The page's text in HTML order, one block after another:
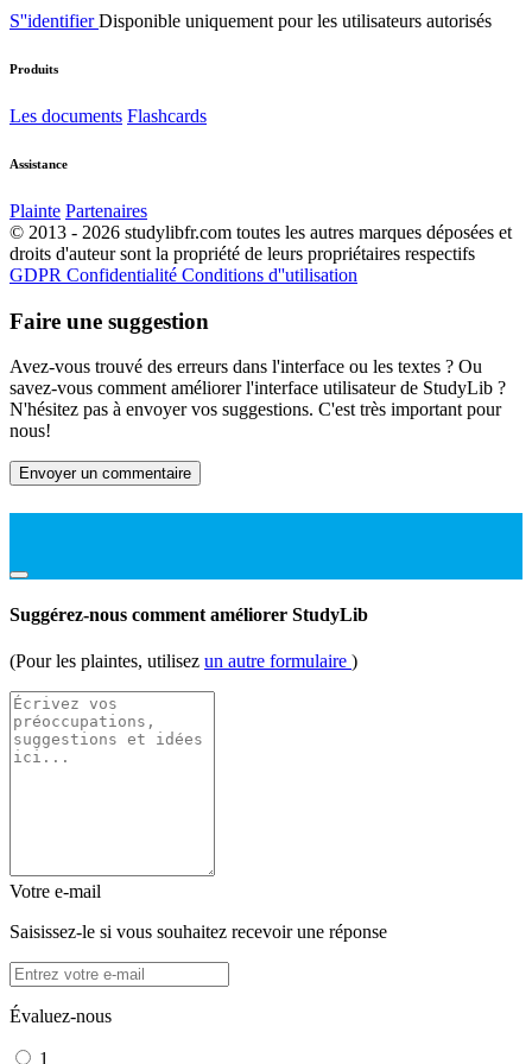
S''identifierDisponible uniquement pour les utilisateurs autorisés
Produits
Les documents Flashcards
Assistance
Plainte Partenaires
© 2013 - 2026 studylibfr.com toutes les autres marques déposées et
droits d'auteur sont la propriété de leurs propriétaires respectifs
GDPR Confidentialité Conditions d''utilisation
Faire une suggestion
Avez-vous trouvé des erreurs dans l'interface ou les textes ? Ou
savez-vous comment améliorer l'interface utilisateur de StudyLib ?
N'hésitez pas à envoyer vos suggestions. C'est très important pour
nous!
Envoyer un commentaire
Suggérez-nous comment améliorer StudyLib
(Pour les plaintes, utilisez un autre formulaire )
Votre e-mail
Saisissez-le si vous souhaitez recevoir une réponse
Évaluez-nous
1